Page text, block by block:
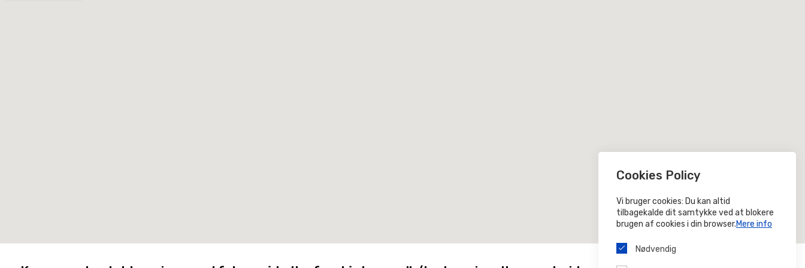
Cookies Policy
Vi bruger cookies: Du kan altid
tilbagekalde dit samtykke ved at blokere
brugen af ​​cookies i din browser.Mere info
Nødvendig